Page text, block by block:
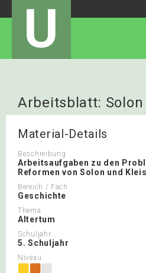
U
Arbeitsblatt: Solon
Kleisthenes: Der
Attischen
Material-Details
Beschreibung
Arbeitsaufgaben zu den
Reformen von Solon und
Bereich / Fach
Geschichte
Thema
Altertum
Schuljahr
5. Schuljahr
Niveau